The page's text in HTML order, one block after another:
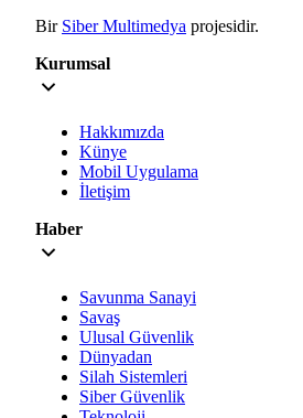
Bir Siber Multimedya projesidir.
Kurumsal
Hakkımızda
Künye
Mobil Uygulama
İletişim
Haber
Savunma Sanayi
Savaş
Ulusal Güvenlik
Dünyadan
Silah Sistemleri
Siber Güvenlik